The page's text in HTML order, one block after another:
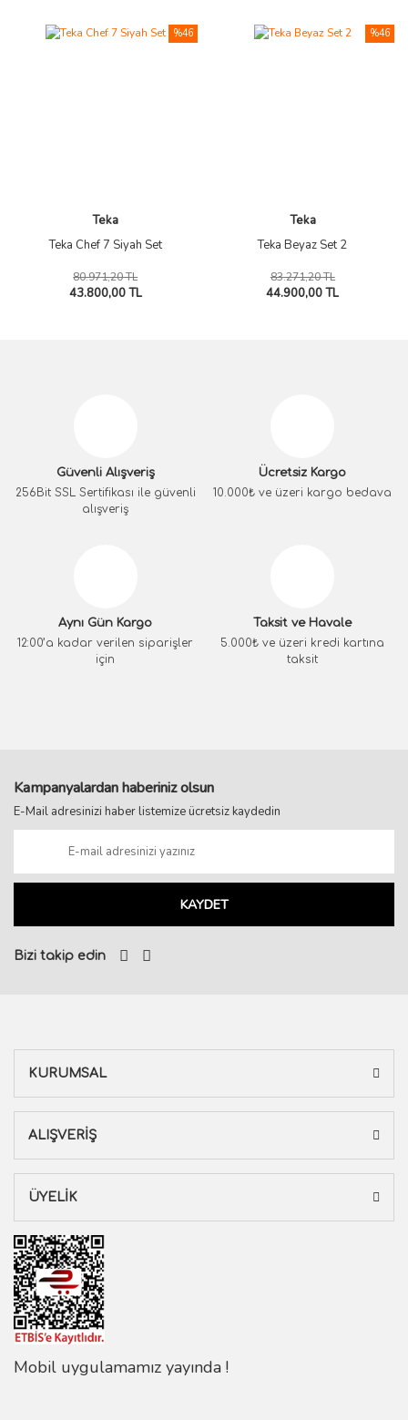
Teka
Teka Chef 7 Siyah Set
80.971,20 TL
43.800,00 TL
%46
Teka
Teka Beyaz Set 2
83.271,20 TL
44.900,00 TL
%46
Güvenli Alışveriş
256Bit SSL Sertifikası ile güvenli
alışveriş
Ücretsiz Kargo
10.000₺ ve üzeri kargo bedava
Aynı Gün Kargo
12:00’a kadar verilen siparişler
için
Taksit ve Havale
5.000₺ ve üzeri kredi kartına
taksit
Kampanyalardan haberiniz olsun
E-Mail adresinizi haber listemize ücretsiz kaydedin
KAYDET
Bizi takip edin
KURUMSAL
ALIŞVERİŞ
ÜYELİK
Mobil uygulamamız yayında !